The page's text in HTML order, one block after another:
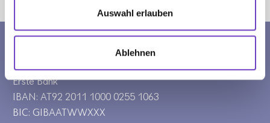
Auswahl erlauben
Ablehnen
Erste Bank
IBAN: AT92 2011 1000 0255 1063
BIC: GIBAATWWXXX